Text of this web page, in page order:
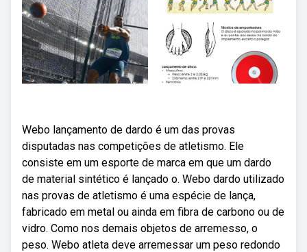
Webo lançamento de dardo é um das provas
disputadas nas competições de atletismo. Ele
consiste em um esporte de marca em que um dardo
de material sintético é lançado o. Webo dardo utilizado
nas provas de atletismo é uma espécie de lança,
fabricado em metal ou ainda em fibra de carbono ou de
vidro. Como nos demais objetos de arremesso, o
peso. Webo atleta deve arremessar um peso redondo